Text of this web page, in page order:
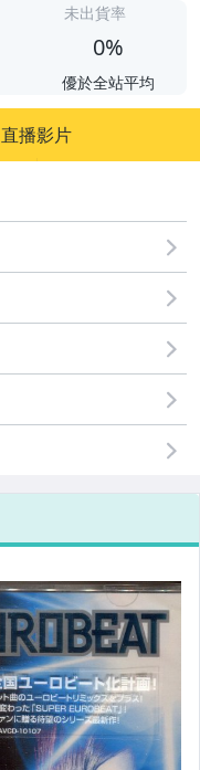
未出貨率
0%
優於全站平均
直播影片